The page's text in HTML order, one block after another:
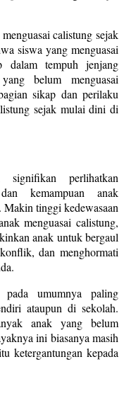
calistung sejak
siswa yang menguasai
tempuh jenjang
belum menguasai
sikap dan perilaku
sejak mulai dini di
signifikan perlihatkan
kemampuan anak
tinggi kedewasaan
menguasai calistung,
anak untuk bergaul
dan menghormati
pada umumnya paling
ataupun di sekolah.
anak yang belum
ini biasanya masih
ketergantungan kepada